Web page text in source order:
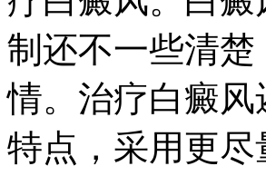
制还不一些清
情。治疗白癜
特点，采用更